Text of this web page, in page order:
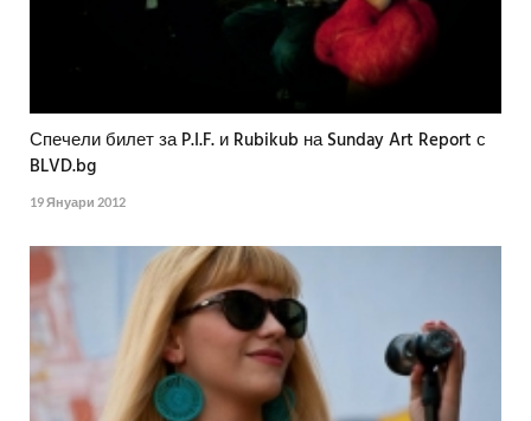
Спечели билет за P.I.F. и Rubikub на Sunday Art Report с
BLVD.bg
19 Януари 2012